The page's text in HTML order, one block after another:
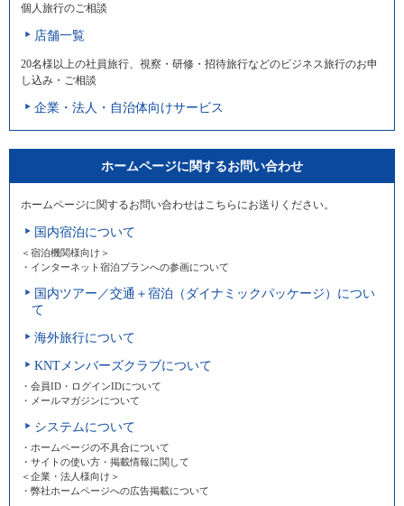
個人旅行のご相談
店舗一覧
20名様以上の社員旅行、視察・研修・招待旅行などのビジネス旅行のお申
し込み・ご相談
企業・法人・自治体向けサービス
ホームページに関するお問い合わせ
ホームページに関するお問い合わせはこちらにお送りください。
国内宿泊について
＜宿泊機関様向け＞
・インターネット宿泊プランへの参画について
国内ツアー／交通＋宿泊（ダイナミックパッケージ）につい
て
海外旅行について
KNTメンバーズクラブについて
・会員ID・ログインIDについて
・メールマガジンについて
システムについて
・ホームページの不具合について
・サイトの使い方・掲載情報に関して
＜企業・法人様向け＞
・弊社ホームページへの広告掲載について